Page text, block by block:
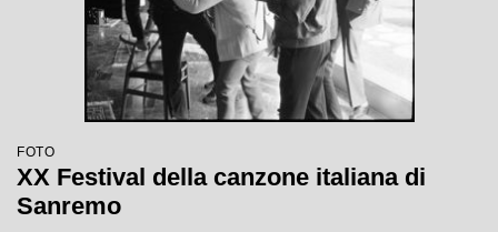
FOTO
XX Festival della canzone italiana di
Sanremo